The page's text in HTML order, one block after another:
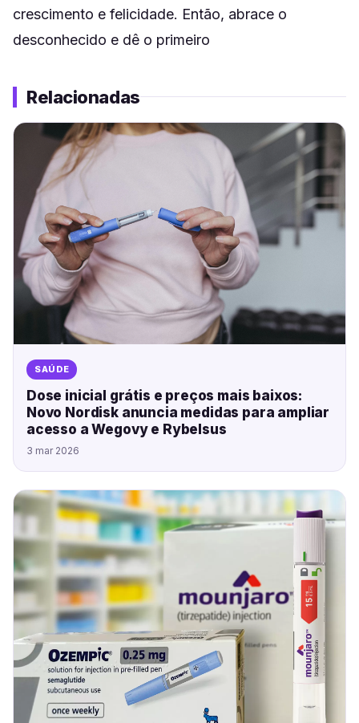
crescimento e felicidade. Então, abrace o
desconhecido e dê o primeiro
Relacionadas
SAÚDE
Dose inicial grátis e preços mais baixos:
Novo Nordisk anuncia medidas para ampliar
acesso a Wegovy e Rybelsus
3 mar 2026